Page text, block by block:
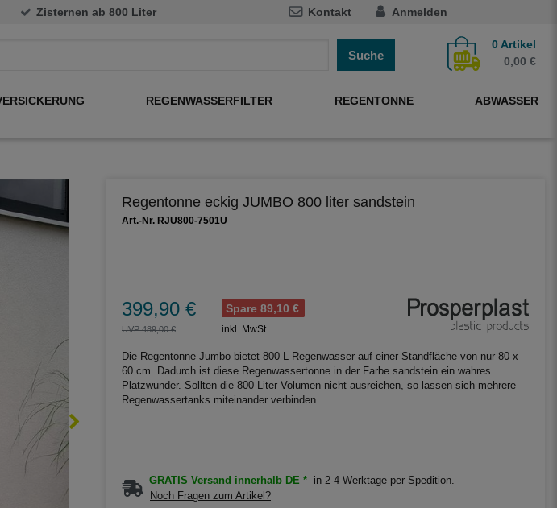
Zisternen ab 800 Liter Kontakt Anmelden
Suche
0Artikel
0,00 €
REGENWASSERFILTER REGENTONNE ABWASSER
Regentonne eckig JUMBO 800 liter sandstein
Art.-Nr. RJU800-7501U
399,90 € Spare 89,10 €
UVP 489,00 € inkl. MwSt.
Die Regentonne Jumbo bietet 800 L Regenwasser auf einer Standfläche von nur 80 x
60 cm. Dadurch ist diese Regenwassertonne in der Farbe sandstein ein wahres
Platzwunder. Sollten die 800 Liter Volumen nicht ausreichen, so lassen sich mehrere
Regenwassertanks miteinander verbinden.
GRATIS Versand innerhalb DE *
in 2-4 Werktage per Spedition.
Noch Fragen zum Artikel?